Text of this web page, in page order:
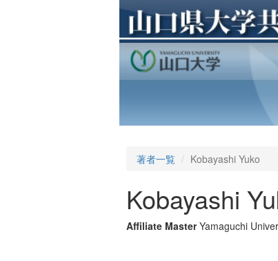
著者一覧 Kobayashi Yuko
Kobayashi
Affiliate Master Yamaguchi